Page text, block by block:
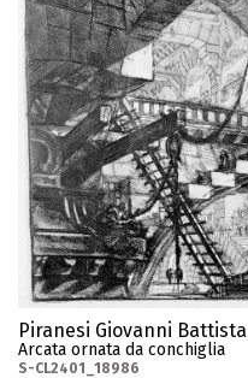
Piranesi Giovanni Battista
Arcata ornata da conchiglia
S-CL2401_18986